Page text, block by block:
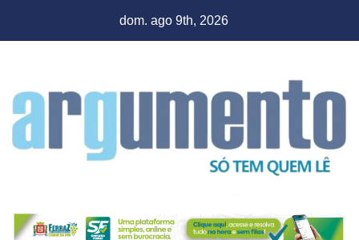
dom. ago 9th, 2026